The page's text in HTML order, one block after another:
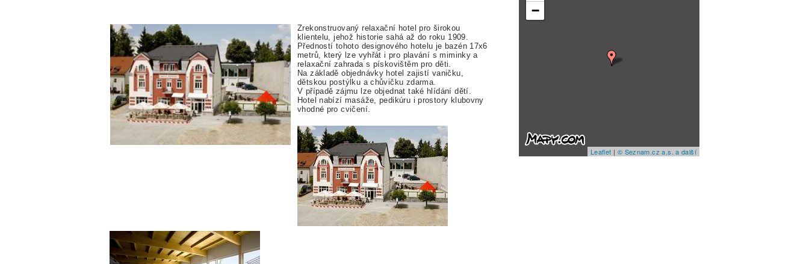
Zrekonstruovaný relaxační hotel pro širokou
klientelu, jehož historie sahá až do roku 1909.
Předností tohoto designového hotelu je bazén 17x6
metrů, který lze vyhřát i pro plavání s miminky a
relaxační zahrada s pískovištěm pro děti.
Na základě objednávky hotel zajistí vaničku,
dětskou postýlku a chůvičku zdarma.
V případě zájmu lze objednat také hlídání dětí.
Hotel nabízí masáže, pedikúru i prostory klubovny
vhodné pro cvičení.
−
Leaflet | © Seznam.cz a.s. a další